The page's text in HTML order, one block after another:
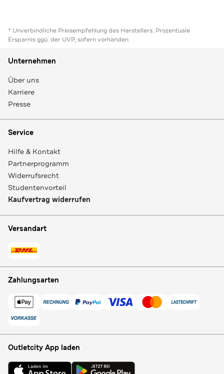
* Unverbindliche Preisempfehlung des Herstellers. Prozentuale
Ersparnis ggü. der UVP, sofern vorhanden
Unternehmen
Über uns
Karriere
Presse
Service
Hilfe & Kontakt
Partnerprogramm
Widerrufsrecht
Studentenvorteil
Kaufvertrag widerrufen
Versandart
Zahlungsarten
Outletcity App laden